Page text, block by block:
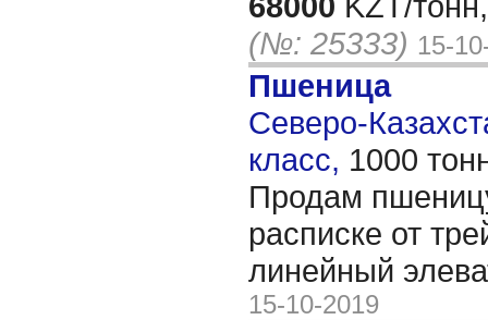
(№: 25333) 15-
Пшеница
Северо-
класс, 1000
Продам
расписке от
линейный
15-10-2019